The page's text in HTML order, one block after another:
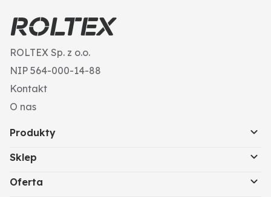
ROLTEX Sp. z o.o.
NIP 564-000-14-88
Kontakt
O nas
Produkty
Sklep
Oferta